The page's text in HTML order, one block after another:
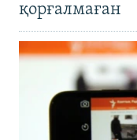
қорғалмаған